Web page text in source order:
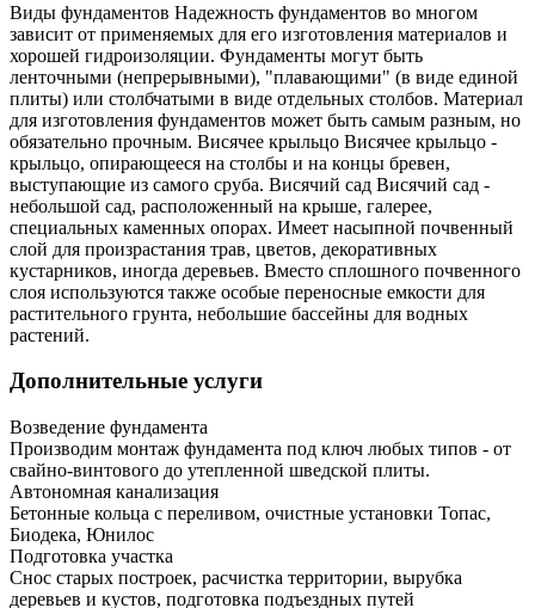
Виды фундаментов Надежность фундаментов во многом
зависит от применяемых для его изготовления материалов и
хорошей гидроизоляции. Фундаменты могут быть
ленточными (непрерывными), "плавающими" (в виде единой
плиты) или столбчатыми в виде отдельных столбов. Материал
для изготовления фундаментов может быть самым разным, но
обязательно прочным. Висячее крыльцо Висячее крыльцо -
крыльцо, опирающееся на столбы и на концы бревен,
выступающие из самого сруба. Висячий сад Висячий сад -
небольшой сад, расположенный на крыше, галерее,
специальных каменных опорах. Имеет насыпной почвенный
слой для произрастания трав, цветов, декоративных
кустарников, иногда деревьев. Вместо сплошного почвенного
слоя используются также особые переносные емкости для
растительного грунта, небольшие бассейны для водных
растений.
Дополнительные услуги
Возведение фундамента
Производим монтаж фундамента под ключ любых типов - от
свайно-винтового до утепленной шведской плиты.
Автономная канализация
Бетонные кольца с переливом, очистные установки Топас,
Биодека, Юнилос
Подготовка участка
Снос старых построек, расчистка территории, вырубка
деревьев и кустов, подготовка подъездных путей